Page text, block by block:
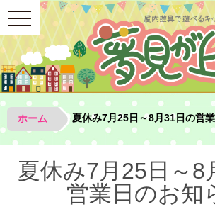
ホーム 夏休み7月25日～8月31日の営
toggle
navigation
夏休み7月25日～8
営業日のお知